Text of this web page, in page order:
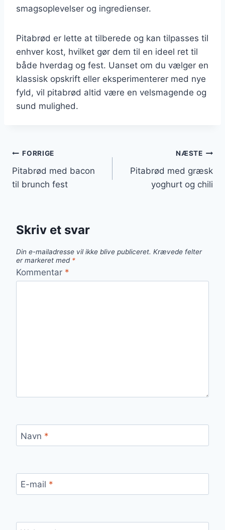
smagsoplevelser og ingredienser.
Pitabrød er lette at tilberede og kan tilpasses til
enhver kost, hvilket gør dem til en ideel ret til
både hverdag og fest. Uanset om du vælger en
klassisk opskrift eller eksperimenterer med nye
fyld, vil pitabrød altid være en velsmagende og
sund mulighed.
Indlægsnavigation
FORRIGE
Pitabrød med bacon
til brunch fest
NÆSTE
Pitabrød med græsk
yoghurt og chili
Skriv et svar
Din e-mailadresse vil ikke blive publiceret. Krævede felter
er markeret med *
Kommentar *
Navn *
E-mail *